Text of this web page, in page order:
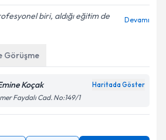
biri, aldığı eğitim de
Görüşme
Koçak
Faydalı Cad. No:149/1